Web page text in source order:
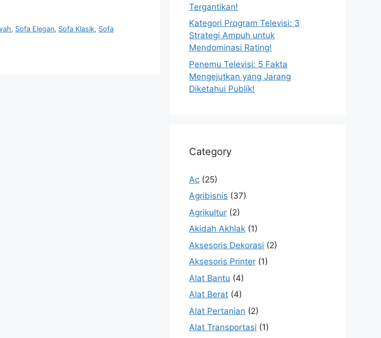
, Sofa Elegan, Sofa Klasik, Sofa
Tergantikan!
Kategori Program Televisi: 3
Strategi Ampuh untuk
Mendominasi Rating!
Penemu Televisi: 5 Fakta
Mengejutkan yang Jarang
Diketahui Publik!
Category
Ac (25)
Agribisnis (37)
Agrikultur (2)
Akidah Akhlak (1)
Aksesoris Dekorasi (2)
Aksesoris Printer (1)
Alat Bantu (4)
Alat Berat (4)
Alat Pertanian (2)
Alat Transportasi (1)